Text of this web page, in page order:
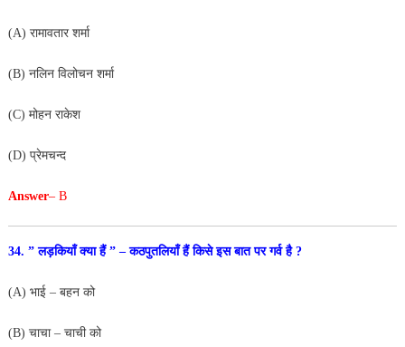
(A) रामावतार शर्मा
(B) नलिन विलोचन शर्मा
(C) मोहन राकेश
(D) प्रेमचन्द
Answer– B
34. ” लड़कियाँ क्या हैं ” – कठपुतलियाँ हैं किसे इस बात पर गर्व है ?
(A) भाई – बहन को
(B) चाचा – चाची को